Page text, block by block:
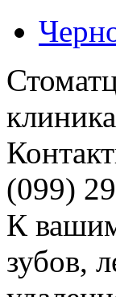
(099)
К
зубов,